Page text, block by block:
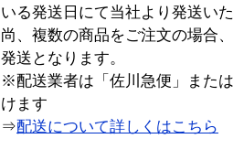
いる発送日にて当社より発送い
尚、複数の商品をご注文の場合
発送となります。
※配送業者は「佐川急便」また
けます
⇒配送について詳しくはこちら